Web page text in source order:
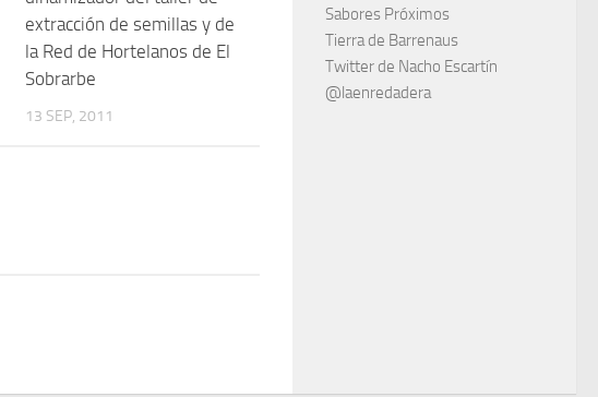
extracción de semillas y de
la Red de Hortelanos de El
Sobrarbe
13 SEP, 2011
Sabores Próximos
Tierra de Barrenaus
Twitter de Nacho Escartín
@laenredadera